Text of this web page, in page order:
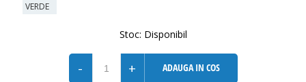
VERDE
Stoc: Disponibil
- + ADAUGA IN COS